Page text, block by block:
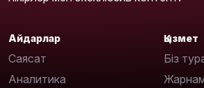
Айдарлар
Саясат
Аналитика
Қызмет
Біз